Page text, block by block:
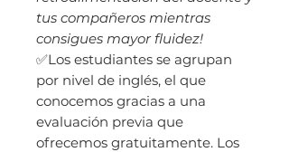
tus compañeros mientras
consigues mayor fluidez!
✅Los estudiantes se agrupan
por nivel de inglés, el que
conocemos gracias a una
evaluación previa que
ofrecemos gratuitamente. Los